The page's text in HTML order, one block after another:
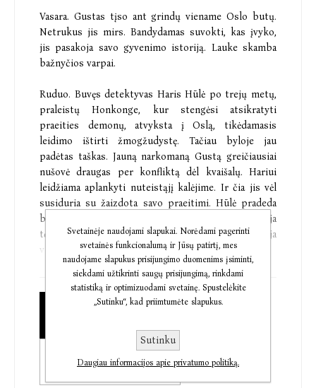
Vasara. Gustas tįso ant grindų viename Oslo butų.
Netrukus jis mirs. Bandydamas suvokti, kas įvyko,
jis pasakoja savo gyvenimo istoriją. Lauke skamba
bažnyčios varpai.
Ruduo. Buvęs detektyvas Haris Hūlė po trejų metų,
praleistų Honkonge, kur stengėsi atsikratyti
praeities demonų, atvyksta į Oslą, tikėdamasis
leidimo ištirti žmogžudystę. Tačiau byloje jau
padėtas taškas. Jauną narkomaną Gustą greičiausiai
nušovė draugas per konfliktą dėl kvaišalų. Hariui
leidžiama aplankyti nuteistąjį kalėjime. Ir čia jis vėl
susiduria su žaizdota savo praeitimi. Hūlė pradeda
bene asmeniškiausios bylos tyrimą. Gusto istorija
tęsiasi, o naktinio Oslo gatvėmis klaidžioja
vaiduoklis.
Policijos inspektorius Haris Hūlė skaitytojams jau
pažįstamas iš šių leidyklos „Baltos lankos“ išleistų
„Raudongurklė“, „Nemezidė“, „Pentagrama“,
„Gelbėtojas“, „Sniego senis“, „Šarvuota širdis“,
„Policija“, „Troškulys“, „Peilis“.
Popierinė knyga
Elektroninė knyga
€6,42
Svetainėje naudojami slapukai. Norėdami pagerinti
svetainės funkcionalumą ir Jūsų patirtį, mes
naudojame slapukus prisijungimo duomenims įsiminti,
siekdami užtikrinti saugų prisijungimą, rinkdami
statistiką ir optimizuodami svetainę. Spustelėkite
„Sutinku“, kad priimtumėte slapukus.
Sutinku
Daugiau informacijos apie privatumo politiką.